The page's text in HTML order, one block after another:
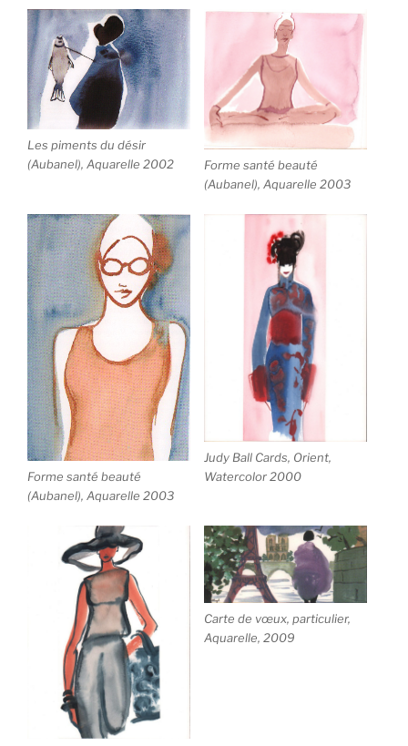
Les piments du désir
(Aubanel), Aquarelle 2002
Forme santé beauté
(Aubanel), Aquarelle 2003
Forme santé beauté
(Aubanel), Aquarelle 2003
Judy Ball Cards, Orient,
Watercolor 2000
Carte de vœux, particulier,
Aquarelle, 2009